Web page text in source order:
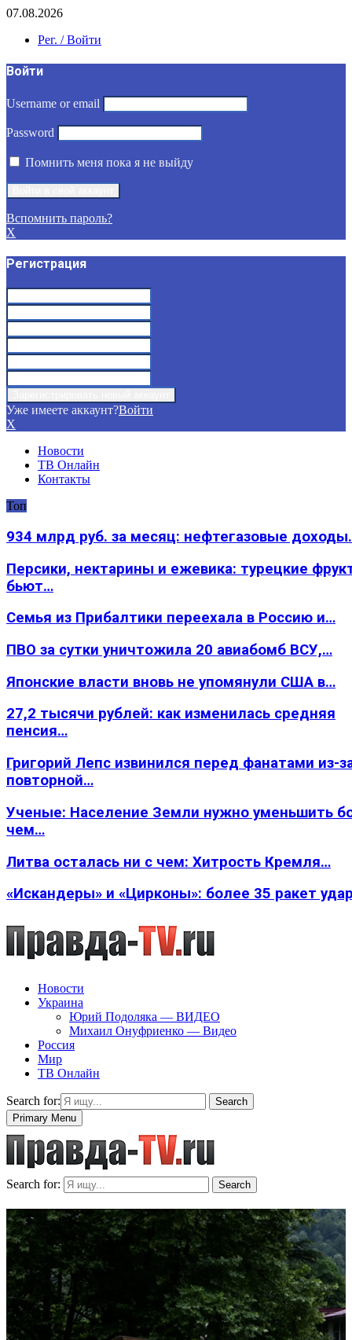
07.08.2026
Рег. / Войти
Войти
Username or email
Password
Помнить меня пока я не выйду
Вспомнить пароль?
X
Регистрация
Уже имеете аккаунт?Войти
X
Новости
ТВ Онлайн
Контакты
Топ
934 млрд руб. за месяц: нефтегазовые
Персики, нектарины и ежевика: турецкие
бьют…
Семья из Прибалтики переехала в Россию и…
ПВО за сутки уничтожила 20 авиабомб ВСУ,…
Японские власти вновь не упомянули США в…
27,2 тысячи рублей: как изменилась средняя
пенсия…
Григорий Лепс извинился перед фанатами из-
повторной…
Ученые: Население Земли нужно уменьшить
чем…
Литва осталась ни с чем: Хитрость Кремля…
«Искандеры» и «Цирконы»: более 35 ракет
Новости
Украина
Юрий Подоляка — ВИДЕО
Михаил Онуфриенко — Видео
Россия
Мир
ТВ Онлайн
Search for:
Search
Primary Menu
Search for: Search